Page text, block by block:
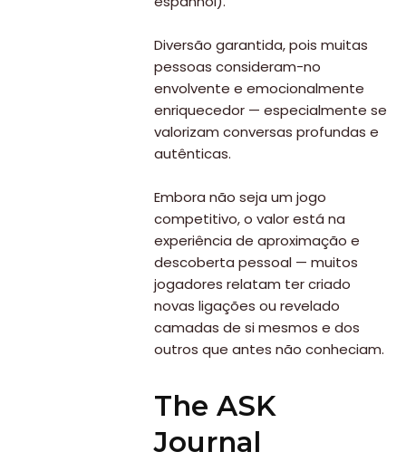
Diversão garantida, pois muitas
pessoas consideram-no
envolvente e emocionalmente
enriquecedor — especialmente se
valorizam conversas profundas e
autênticas.
Embora não seja um jogo
competitivo, o valor está na
experiência de aproximação e
descoberta pessoal — muitos
jogadores relatam ter criado
novas ligações ou revelado
camadas de si mesmos e dos
outros que antes não conheciam.
The ASK
Journal